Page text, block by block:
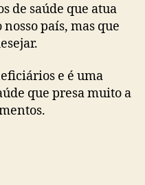
de saúde que atua
país, mas que
e é uma
que presa muito a